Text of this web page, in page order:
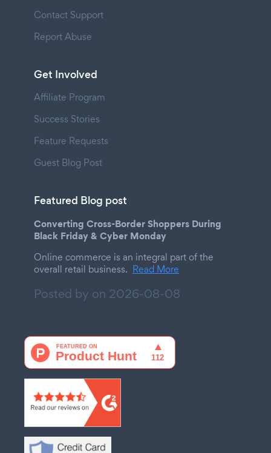
Contact Support
Report Abuse
Get Involved
Affiliate Program
Success Stories
Feature Requests
Guest Blog Post
Featured Blog post
Converting Cross-Border Shoppers During
Black Friday & Cyber Monday
Online commerce is an integral part of the
overall retail business. Read More
Posted by on 2026-08-08